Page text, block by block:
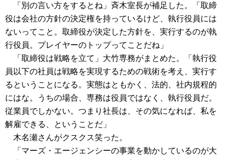
「別の言い方をするとね」斉木室長が補足した。「取締
役は会社の方針の決定権を持っているけど、執行役員には
ないってこと。取締役が決定した方針を、実行するのが執
行役員。プレイヤーのトップってことだね」
「取締役は戦略を立て」大竹専務がまとめた。「執行役
員以下の社員は戦略を実現するための戦術を考え、実行す
るということになる。実態はともかく、法的、社内規程的
にはな。うちの場合、専務は役員ではなく、執行役員だ。
従業員でしかない。つまり社長は、その気になれば、私を
解雇できる、ということだ」
木名瀬さんがクスクス笑った。
「マーズ・エージェンシーの事業を動かしているのが大